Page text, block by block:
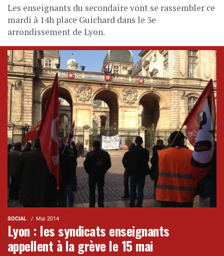
Les enseignants du secondaire vont se rassembler ce
mardi à 14h place Guichard dans le 3e
arrondissement de Lyon.
SOCIAL Mai 2014
Lyon : les syndicats enseignants
appellent à la grève le 15 mai